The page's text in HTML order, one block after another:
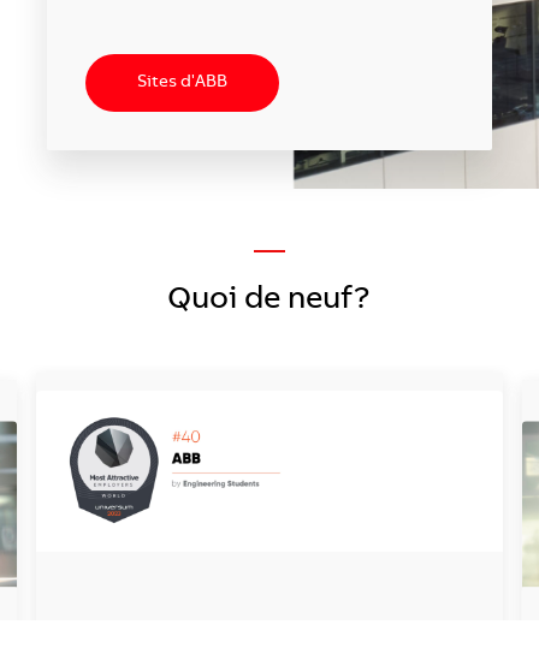
Sites d'ABB
—
Quoi de neuf?